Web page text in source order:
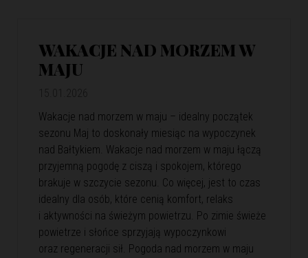
WAKACJE NAD MORZEM W
MAJU
Wakacje nad morzem w maju – idealny początek
sezonu Maj to doskonały miesiąc na wypoczynek
nad Bałtykiem. Wakacje nad morzem w maju łączą
przyjemną pogodę z ciszą i spokojem, którego
brakuje w szczycie sezonu. Co więcej, jest to czas
idealny dla osób, które cenią komfort, relaks
i aktywności na świeżym powietrzu. Po zimie świeże
powietrze i słońce sprzyjają wypoczynkowi
oraz regeneracji sił. Pogoda nad morzem w maju